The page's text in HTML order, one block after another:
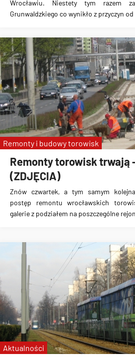
Wrocławiu. Niestety tym razem
Grunwaldzkiego co wynikło z przyczyn
Remonty torowisk trwają
(ZDJĘCIA)
Znów czwartek, a tym samym
postęp remontu wrocławskich
galerie z podziałem na poszczególne
Remonty i budowy torowisk
Aktualności